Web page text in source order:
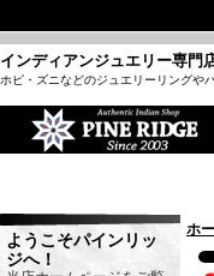
インディアンジュエリー専門
ホピ・ズニなどのジュエリーリングや
ようこそパインリッ
ジへ！
ホ